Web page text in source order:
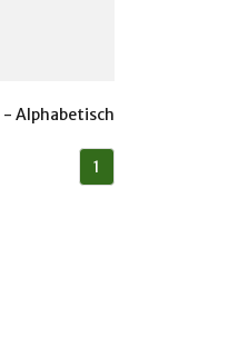
- Alphabetisch
1